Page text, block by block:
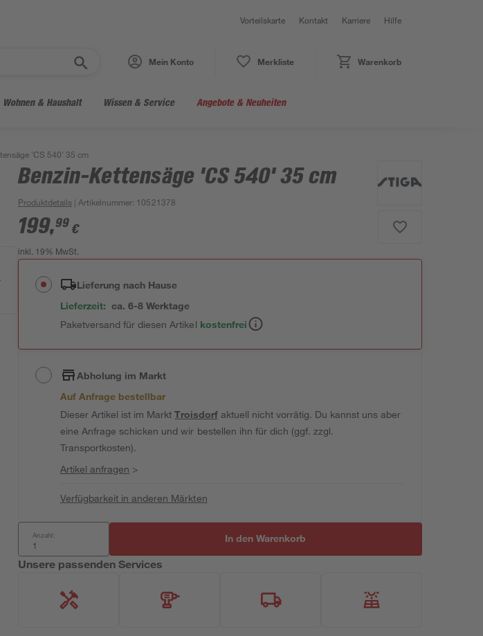
Vorteilskarte Kontakt Karriere Hilfe
Mein Konto Merkliste Warenkorb
Wohnen & Haushalt Wissen & Service Angebote & Neuheiten
'CS 540' 35 cm
Benzin-Kettensäge 'CS 540' 35 cm
Produktdetails | Artikelnummer: 10521378
199,99 €
inkl. 19% MwSt.
Lieferung nach Hause
Lieferzeit: ca. 6-8 Werktage
Paketversand für diesen Artikel kostenfrei
Abholung im Markt
Auf Anfrage bestellbar
Dieser Artikel ist im MarktTroisdorfaktuell nicht vorrätig. Du kannst uns aber
eine Anfrage schicken und wir bestellen ihn für dich (ggf. zzgl.
Transportkosten).
Artikel anfragen >
Verfügbarkeit in anderen Märkten
Anzahl: In den Warenkorb
Unsere passenden Services